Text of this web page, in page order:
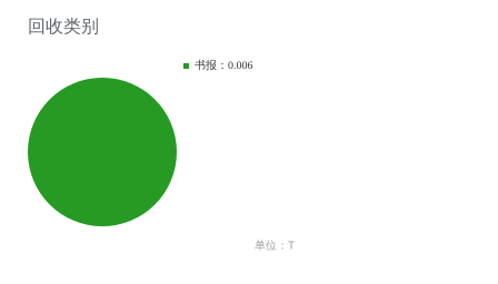
回收类别